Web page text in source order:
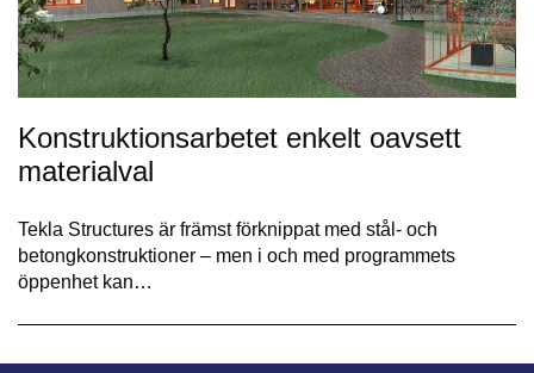
Konstruktionsarbetet enkelt oavsett
materialval
Tekla Structures är främst förknippat med stål- och
betongkonstruktioner – men i och med programmets
öppenhet kan…